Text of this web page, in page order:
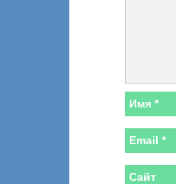
Имя *
Email *
Сайт